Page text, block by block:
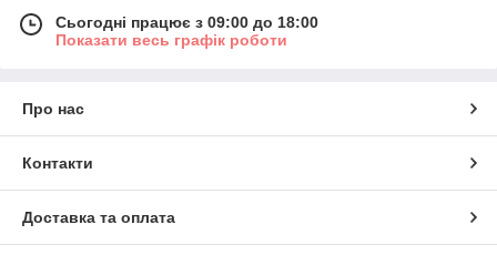
Сьогодні працює з 09:00 до 18:00
Показати весь графік роботи
Про нас
Контакти
Доставка та оплата